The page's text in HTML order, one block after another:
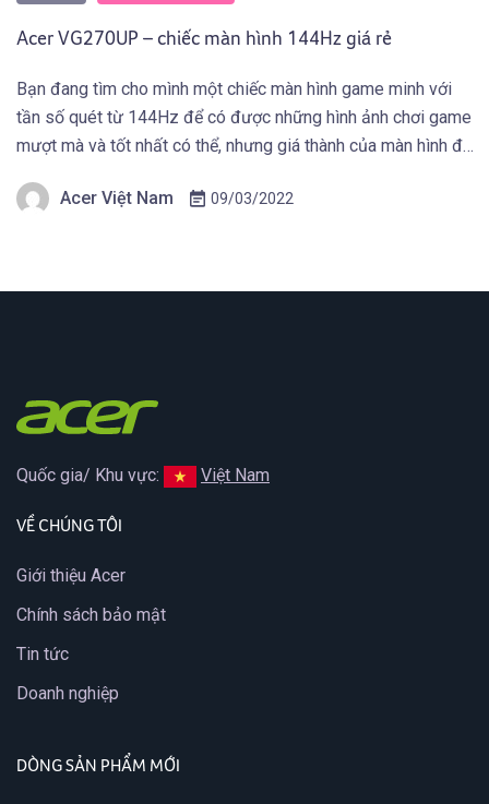
Acer VG270UP – chiếc màn hình 144Hz giá rẻ
Bạn đang tìm cho mình một chiếc màn hình game minh với
tần số quét từ 144Hz để có được những hình ảnh chơi game
mượt mà và tốt nhất có thể, nhưng giá thành của màn hình đó
đáp ứng được […]
Acer Việt Nam 09/03/2022
Quốc gia/ Khu vực: Việt Nam
VỀ CHÚNG TÔI
Giới thiệu Acer
Chính sách bảo mật
Tin tức
Doanh nghiệp
DÒNG SẢN PHẨM MỚI